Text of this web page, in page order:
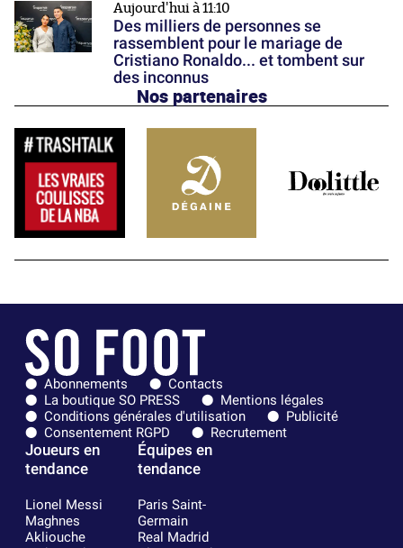
Aujourd'hui à 11:10
Des milliers de personnes se
rassemblent pour le mariage de
Cristiano Ronaldo... et tombent sur
des inconnus
Nos partenaires
Abonnements
Contacts
La boutique SO PRESS
Mentions légales
Conditions générales d'utilisation
Publicité
Consentement RGPD
Recrutement
Joueurs en
tendance
Lionel Messi
Maghnes
Akliouche
Équipes en
tendance
Paris Saint-
Germain
Real Madrid